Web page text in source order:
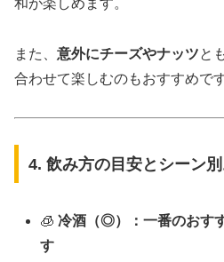
和が楽しめます。
また、 意外にチーズやナッツと
合わせて楽しむのもおすすめです
4. 飲み方の目安とシーン
🧊 冷酒（◎）：一番のおす
す